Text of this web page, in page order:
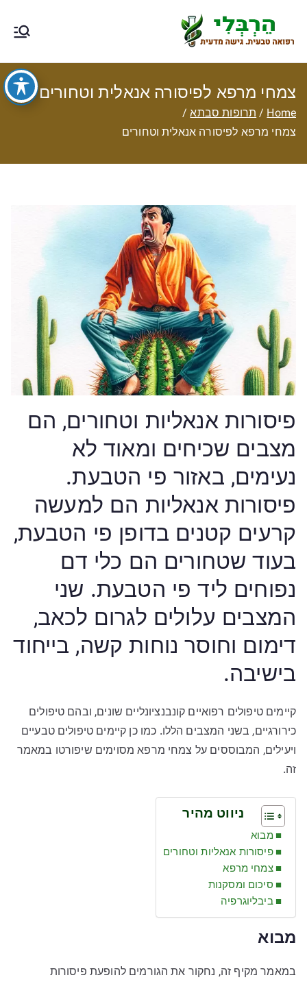
content
רפואה טבעית
עם גישה
מדעית
טיפול תזונתי, צמחי מרפא, רפואה
טבעית מסורתית ותוספי תזונה
צמחי מרפא לפיסורה אנאלית וטחורים
Home
תרופות סבתא
צמחי מרפא לפיסורה אנאלית וטחורים
פיסורות אנאליות וטחורים, הם
מצבים שכיחים ומאוד לא
נעימים, באזור פי הטבעת.
פיסורות אנאליות הם למעשה
קרעים קטנים בדופן פי הטבעת,
בעוד שטחורים הם כלי דם
נפוחים ליד פי הטבעת. שני
המצבים עלולים לגרום לכאב,
דימום וחוסר נוחות קשה, בייחוד
בישיבה.
קיימים טיפולים רפואיים קונבנציונליים שונים, ובהם טיפולים
כירורגיים, בשני המצבים הללו. כמו כן קיימים טיפולים טבעיים
ויעילים, המבוססים על צמחי מרפא מסוימים שיפורטו במאמר
זה.
ניווט מהיר
מבוא
פיסורות אנאליות וטחורים
צמחי מרפא
סיכום ומסקנות
ביבליוגרפיה
מבוא
במאמר מקיף זה, נחקור את הגורמים להופעת פיסורות